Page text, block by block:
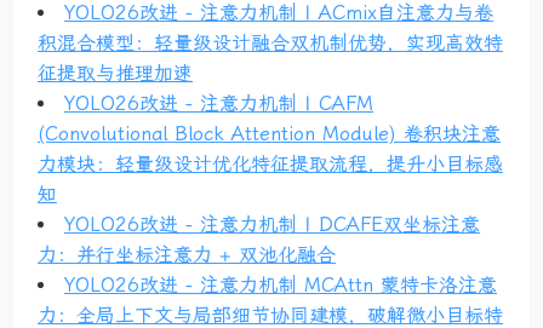
YOLO26改进 - 注意力机制 | ACmix自注意力与卷
积混合模型：轻量级设计融合双机制优势，实现高效特
征提取与推理加速
YOLO26改进 - 注意力机制 | CAFM
(Convolutional Block Attention Module) 卷积块注意
力模块：轻量级设计优化特征提取流程，提升小目标感
知
YOLO26改进 - 注意力机制 | DCAFE双坐标注意
力：并行坐标注意力 + 双池化融合
YOLO26改进 - 注意力机制 MCAttn 蒙特卡洛注意
力：全局上下文与局部细节协同建模，破解微小目标特